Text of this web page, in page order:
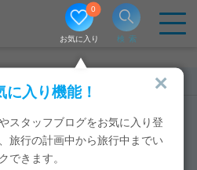
お気に入り
0
に入り機能！
スタッフブログをお気に入り登
旅行の計画中から旅行中までい
できます。
検索
特典・クーポン